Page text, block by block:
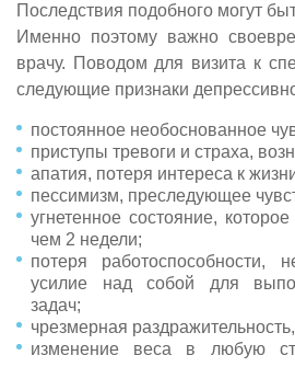
Последствия подобного могут
Именно поэтому важно
врачу. Поводом для визита к
следующие признаки
постоянное необоснованное
приступы тревоги и страха,
апатия, потеря интереса к
пессимизм, преследующее
угнетенное состояние,
чем 2 недели;
потеря работоспособности,
усилие над собой для
задач;
чрезмерная
изменение веса в любую